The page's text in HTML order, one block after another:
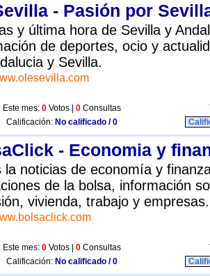
- Pasión por
y última hora de Sevilla y
de deportes, ocio y
y Sevilla.
Este mes: 0 Votos | 0 Consultas
Calificación: No calificado / 0
- Economia y
la noticias de economía y
de la bolsa, información
vivienda, trabajo y empresas.
Este mes: 0 Votos | 0 Consultas
Calificación: No calificado / 0